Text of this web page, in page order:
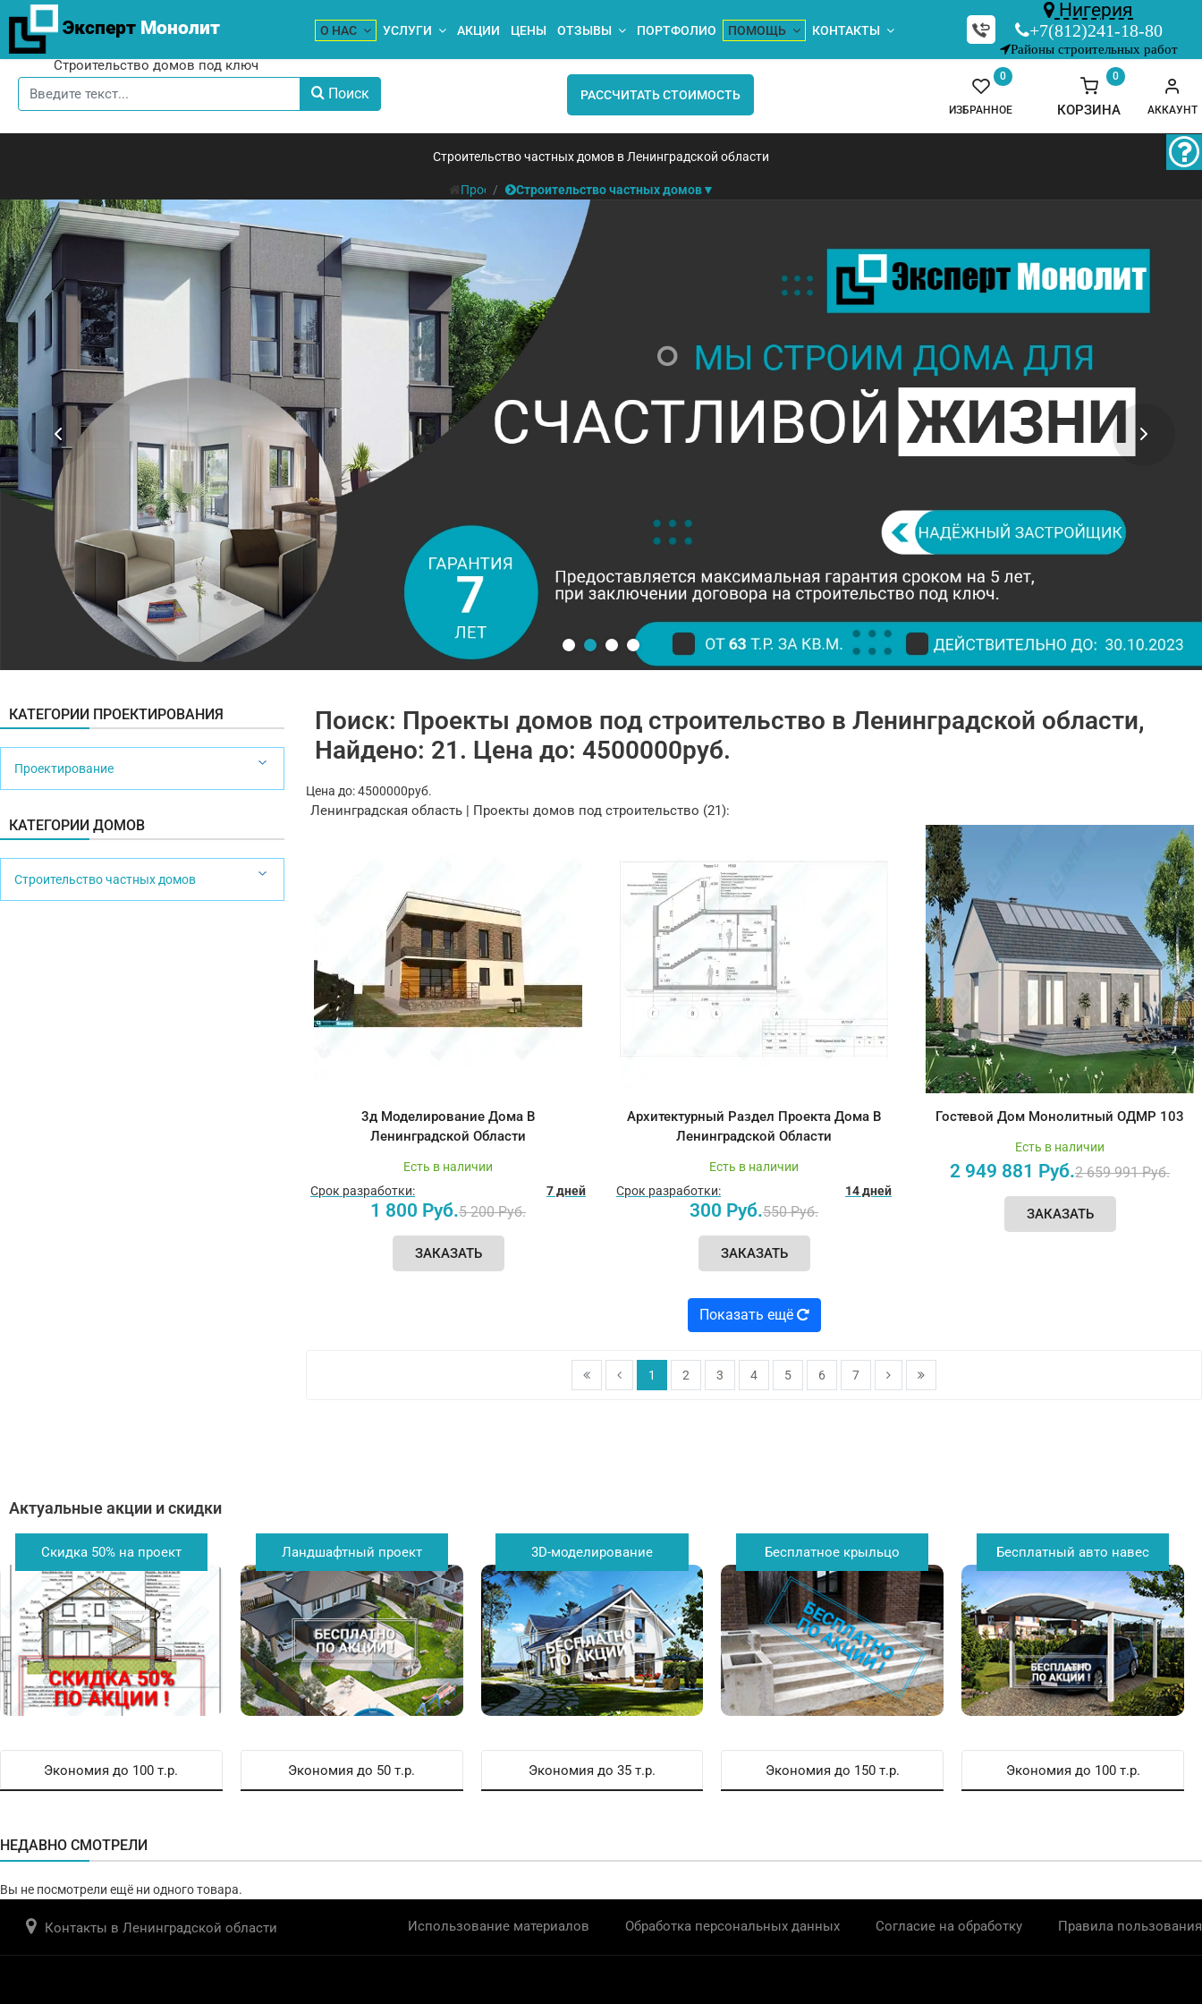
Эксперт Монолит
Строительство домов под ключ
О НАС УСЛУГИ АКЦИИ ЦЕНЫ ОТЗЫВЫ ПОРТФОЛИО ПОМОЩЬ КОНТАКТЫ
Нигерия
+7(812)241-18-80
Районы строительных работ
Поиск РАССЧИТАТЬ СТОИМОСТЬ
АККАУНТ
КОРЗИНА
0
ИЗБРАННОЕ
0
Строительство частных домов в Ленинградской области
Проектирование и строительство домов под ключ
Строительство частных домов▼
КАТЕГОРИИ ПРОЕКТИРОВАНИЯ
Проектирование
КАТЕГОРИИ ДОМОВ
Строительство частных домов
Поиск: Проекты домов под строительство в Ленинградской области,
Найдено: 21. Цена до: 4500000руб.
Цена до: 4500000руб.
Ленинградская область | Проекты домов под строительство (21):
3д Моделирование Дома В
Ленинградской Области
Есть в наличии
Срок разработки:
7 дней
1 800 Руб.5 200 Руб.
ЗАКАЗАТЬ
Архитектурный Раздел Проекта Дома В
Ленинградской Области
Есть в наличии
Срок разработки:
14 дней
300 Руб.550 Руб.
ЗАКАЗАТЬ
Гостевой Дом Монолитный ОДМР 103
Есть в наличии
2 949 881 Руб.2 659 991 Руб.
ЗАКАЗАТЬ
Показать ещё
1 2 3 4 5 6 7
Актуальные акции и скидки
Скидка 50% на проект
Экономия до 100 т.р.
Ландшафтный проект
Экономия до 50 т.р.
3D-моделирование
Экономия до 35 т.р.
Бесплатное крыльцо
Экономия до 150 т.р.
Бесплатный авто навес
Экономия до 100 т.р.
НЕДАВНО СМОТРЕЛИ
Вы не посмотрели ещё ни одного товара.
Контакты в Ленинградской области Использование материалов Обработка персональных данных Согласие на обработку Правила пользования